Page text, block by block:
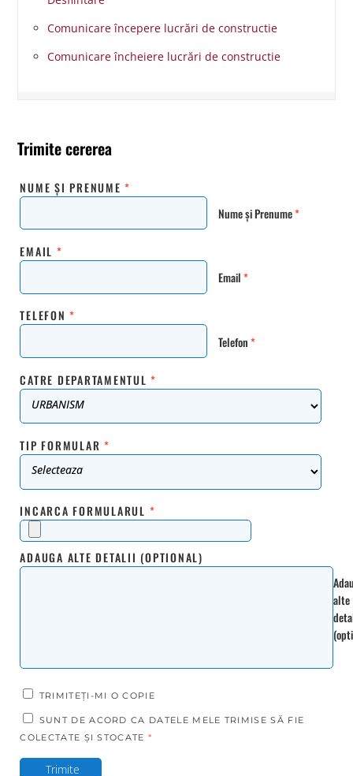
Comunicare începere lucrări de constructie
Comunicare încheiere lucrări de constructie
Trimite cererea
NUME ȘI PRENUME*
Nume și Prenume*
EMAIL *
Email*
TELEFON*
Telefon*
CATRE DEPARTAMENTUL*
TIP FORMULAR*
INCARCA FORMULARUL *
ADAUGA ALTE DETALII (OPTIONAL)
alte
TRIMITEȚI-MI O COPIE
SUNT DE ACORD CA DATELE MELE TRIMISE SĂ FIE
COLECTATE ȘI STOCATE *
Trimite